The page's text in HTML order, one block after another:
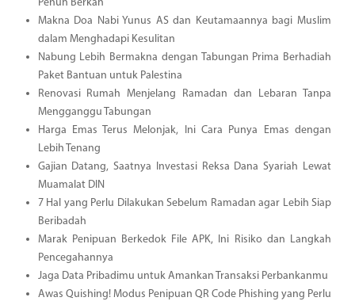
Penuh Berkah
Makna Doa Nabi Yunus AS dan Keutamaannya bagi Muslim
dalam Menghadapi Kesulitan
Nabung Lebih Bermakna dengan Tabungan Prima Berhadiah
Paket Bantuan untuk Palestina
Renovasi Rumah Menjelang Ramadan dan Lebaran Tanpa
Mengganggu Tabungan
Harga Emas Terus Melonjak, Ini Cara Punya Emas dengan
Lebih Tenang
Gajian Datang, Saatnya Investasi Reksa Dana Syariah Lewat
Muamalat DIN
7 Hal yang Perlu Dilakukan Sebelum Ramadan agar Lebih Siap
Beribadah
Marak Penipuan Berkedok File APK, Ini Risiko dan Langkah
Pencegahannya
Jaga Data Pribadimu untuk Amankan Transaksi Perbankanmu
Awas Quishing! Modus Penipuan QR Code Phishing yang Perlu